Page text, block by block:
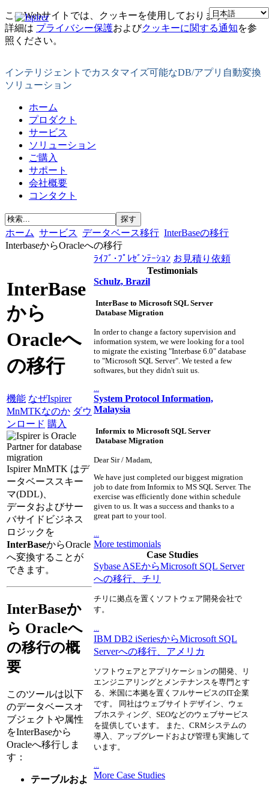
このWebサイトでは、クッキーを使用しております。
詳細は プライバシー保護およびクッキーに関する通知を参
照ください。
インテリジェントでカスタマイズ可能なDB/アプリ自動変換
ソリューション
ホーム
プロダクト
サービス
ソリューション
ご購入
サポート
会社概要
コンタクト
ホーム サービス データベース移行 InterBaseの移行
InterbaseからOracleへの移行
InterBase
から
Oracleへ
の移行
機能 なぜIspirer
MnMTKなのか ダウ
ンロード 購入
Ispirer MnMTK はデ
ータベーススキー
マ(DDL)、
データおよびサー
バサイドビジネス
ロジックを
InterBaseからOracle
へ変換することが
できます。
InterBaseか
ら Oracleへ
の移行の概
要
このツールは以下
のデータベースオ
ブジェクトや属性
をInterBaseから
Oracleへ移行しま
す：
テーブルおよ
ﾗｲﾌﾞ･ﾌﾟﾚｾﾞﾝﾃｰｼｮﾝ お見積り依頼
Testimonials
Schulz, Brazil
InterBase to Microsoft SQL Server
Database Migration
In order to change a factory supervision and
information system, we were looking for a tool
to migrate the existing "Interbase 6.0" database
to "Microsoft SQL Server". We tested a few
softwares, but they didn't suit us.
System Protocol Information,
Malaysia
Informix to Microsoft SQL Server
Database Migration
Dear Sir / Madam,
We have just completed our biggest migration
job to date from Informix to MS SQL Server. The
exercise was efficiently done within schedule
given to us. It was a success and thanks to a
great part to your tool.
More testimonials
Case Studies
Sybase ASEからMicrosoft SQL Server
への移行、チリ
チリに拠点を置くソフトウェア開発会社で
す。
IBM DB2 iSeriesからMicrosoft SQL
Serverへの移行、アメリカ
ソフトウェアとアプリケーションの開発、リ
エンジニアリングとメンテナンスを専門とす
る、米国に本拠を置くフルサービスのIT企業
です。 同社はウェブサイトデザイン、ウェ
ブホスティング、SEOなどのウェブサービス
を提供しています。 また、CRMシステムの
導入、アップグレードおよび管理も実施して
います。
...
More Case Studies